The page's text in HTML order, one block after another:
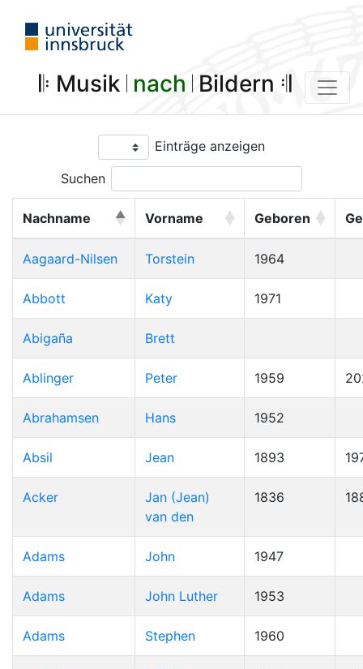
𝄆 Musik 𝄀 nach 𝄀 Bildern 𝄇
Einträge anzeigen
Suchen
Nachname Vorname Geboren
Aagaard-Nilsen Torstein 1964
Abbott Katy 1971
Abigaña Brett
Ablinger Peter 1959
Abrahamsen Hans 1952
Absil Jean 1893
Acker
Jan (Jean)
van den
1836
Adams John 1947
Adams John Luther 1953
Adams Stephen 1960